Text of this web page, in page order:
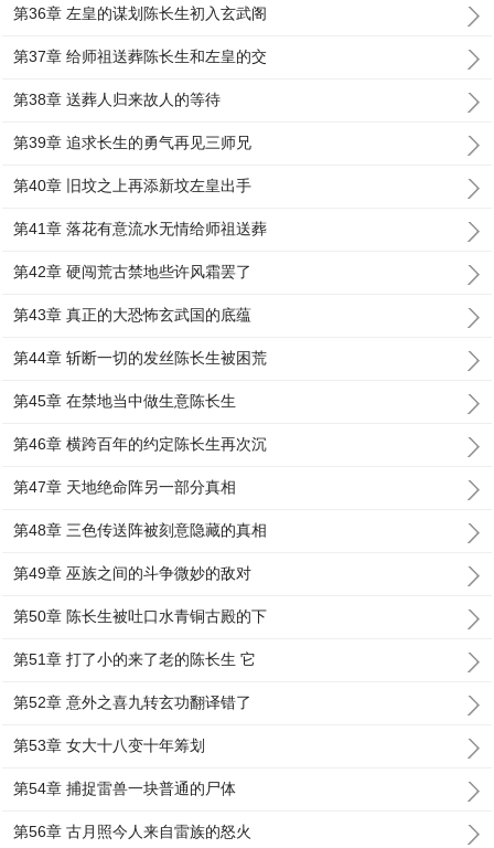
第36章 左皇的谋划陈长生初入玄武阁
第37章 给师祖送葬陈长生和左皇的交
第38章 送葬人归来故人的等待
第39章 追求长生的勇气再见三师兄
第40章 旧坟之上再添新坟左皇出手
第41章 落花有意流水无情给师祖送葬
第42章 硬闯荒古禁地些许风霜罢了
第43章 真正的大恐怖玄武国的底蕴
第44章 斩断一切的发丝陈长生被困荒
第45章 在禁地当中做生意陈长生
第46章 横跨百年的约定陈长生再次沉
第47章 天地绝命阵另一部分真相
第48章 三色传送阵被刻意隐藏的真相
第49章 巫族之间的斗争微妙的敌对
第50章 陈长生被吐口水青铜古殿的下
第51章 打了小的来了老的陈长生 它
第52章 意外之喜九转玄功翻译错了
第53章 女大十八变十年筹划
第54章 捕捉雷兽一块普通的尸体
第56章 古月照今人来自雷族的怒火